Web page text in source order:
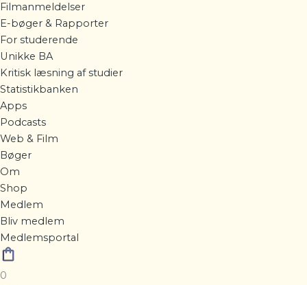
Filmanmeldelser
E-bøger & Rapporter
For studerende
Unikke BA
Kritisk læsning af studier
Statistikbanken
Apps
Podcasts
Web & Film
Bøger
Om
Shop
Medlem
Bliv medlem
Medlemsportal
0